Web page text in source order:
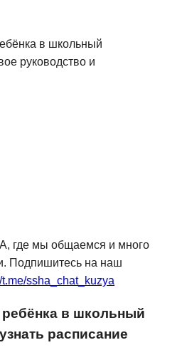
где мы общаемся и много
Подпишитесь на наш
t.me/ssha_chat_kuzya
ребёнка в школьный
расписание